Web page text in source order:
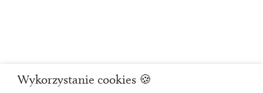
Wykorzystanie cookies 🍪